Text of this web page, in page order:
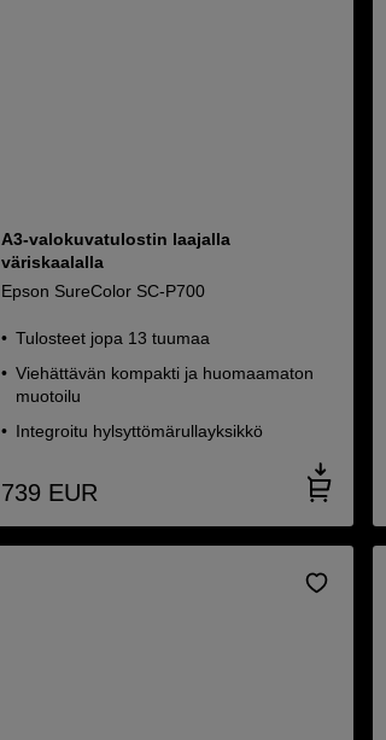
A3-valokuvatulostin laajalla
väriskaalalla
Epson SureColor SC-P700
Tulosteet jopa 13 tuumaa
Viehättävän kompakti ja huomaamaton
muotoilu
Integroitu hylsyttömärullayksikkö
739 EUR